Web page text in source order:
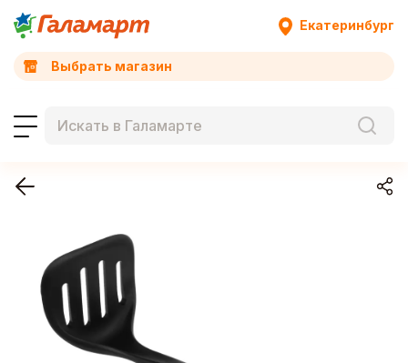
Екатеринбург
Выбрать магазин